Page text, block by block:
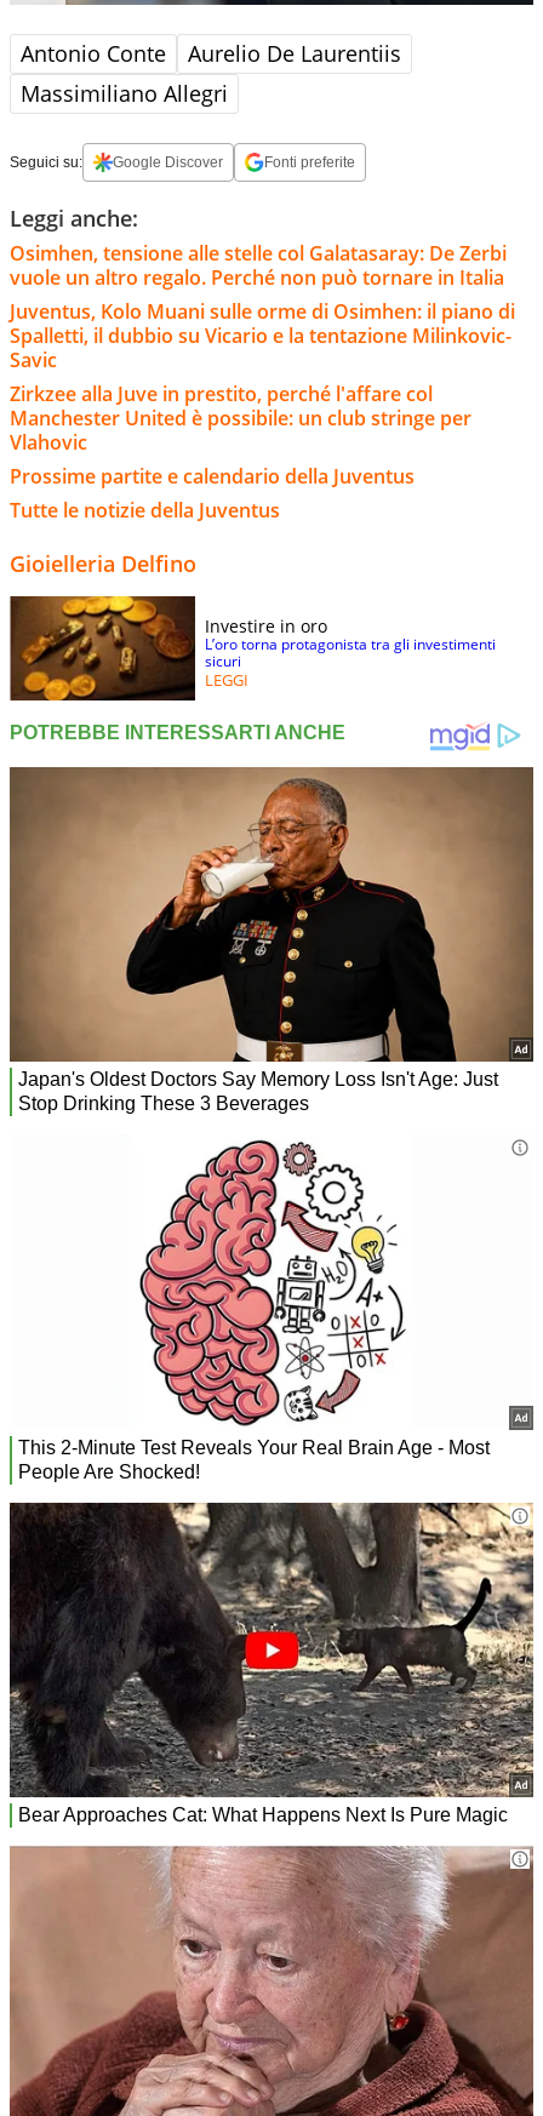
Antonio Conte
Aurelio De Laurentiis
Massimiliano Allegri
Seguici su: Google Discover Fonti preferite
Leggi anche:
Osimhen, tensione alle stelle col Galatasaray: De Zerbi
vuole un altro regalo. Perché non può tornare in Italia
Juventus, Kolo Muani sulle orme di Osimhen: il piano di
Spalletti, il dubbio su Vicario e la tentazione Milinkovic-
Savic
Zirkzee alla Juve in prestito, perché l'affare col
Manchester United è possibile: un club stringe per
Vlahovic
Prossime partite e calendario della Juventus
Tutte le notizie della Juventus
Gioielleria Delfino
Investire in oro
L’oro torna protagonista tra gli investimenti
sicuri
LEGGI